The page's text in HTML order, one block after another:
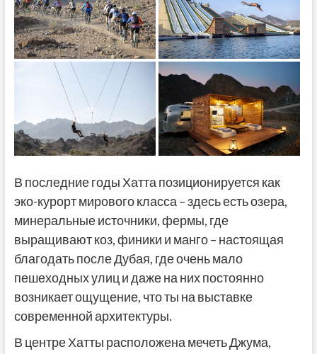
В последние годы Хатта позиционируется как
эко-курорт мирового класса – здесь есть озера,
минеральные источники, фермы, где
выращивают коз, финики и манго – настоящая
благодать после Дубая, где очень мало
пешеходных улиц и даже на них постоянно
возникает ощущение, что ты на выставке
современной архитектуры.
В центре Хатты расположена мечеть Джума,